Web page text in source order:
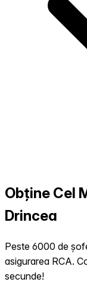
Obține Cel
Drincea
Peste 6000 de
asigurarea RCA.
secunde!